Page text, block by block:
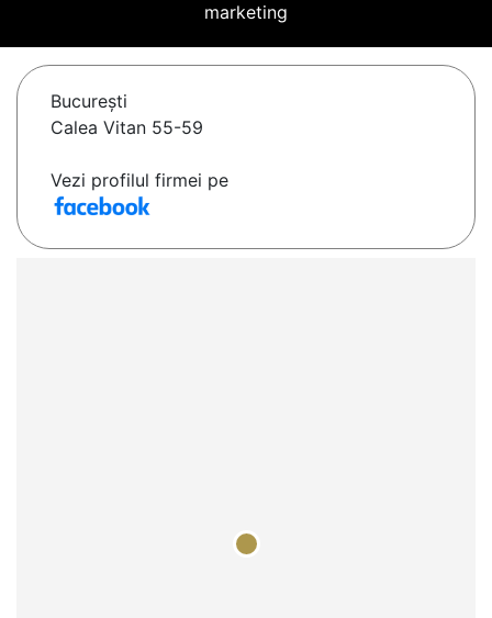
marketing
Bucureşti
Calea Vitan 55-59
Vezi profilul firmei pe